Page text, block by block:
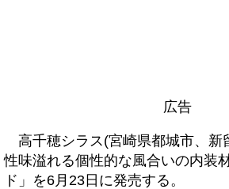
広告
高千穂シラス(宮崎県都城市、新
性味溢れる個性的な風合いの内装
ド」を6月23日に発売する。